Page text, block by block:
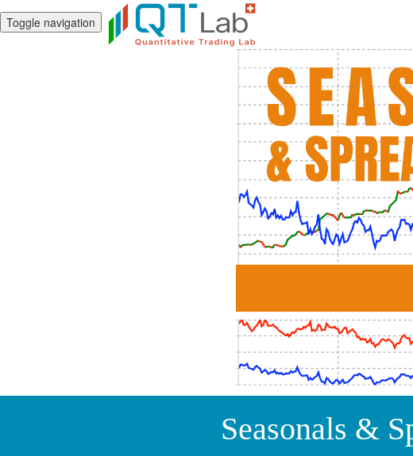
Toggle navigation
Seasonal e Spread Trading con le Commodities (Trading spread
Seasonals &